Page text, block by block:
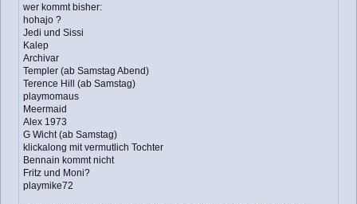
wer kommt bisher:
hohajo ?
Jedi und Sissi
Kalep
Archivar
Templer (ab Samstag Abend)
Terence Hill (ab Samstag)
playmomaus
Meermaid
Alex 1973
G Wicht (ab Samstag)
klickalong mit vermutlich Tochter
Bennain kommt nicht
Fritz und Moni?
playmike72